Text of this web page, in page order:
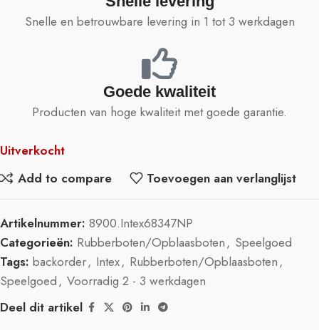
Snelle en betrouwbare levering in 1 tot 3 werkdagen
Goede kwaliteit
Producten van hoge kwaliteit met goede garantie.
Uitverkocht
Add to compare
Toevoegen aan verlanglijst
Artikelnummer: 8900.Intex68347NP
Categorieën: Rubberboten/Opblaasboten, Speelgoed
Tags: backorder, Intex, Rubberboten/Opblaasboten,
Speelgoed, Voorradig 2 - 3 werkdagen
Deel dit artikel